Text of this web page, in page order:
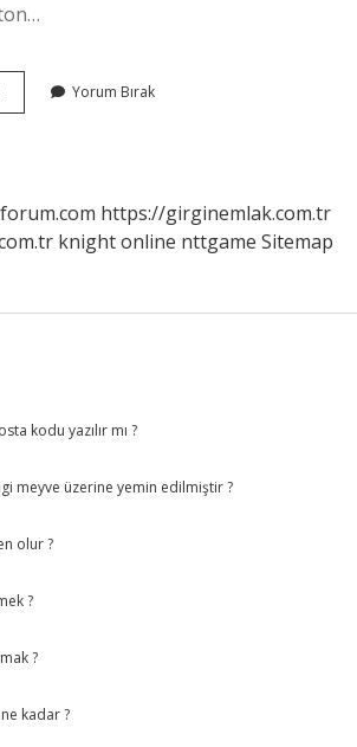
Grobeton
Kalınlığı
Yorum Bırak
https://girginemlak.com.tr
knight online nttgame Sitemap
kodu yazılır mı ?
meyve üzerine yemin edilmiştir ?
olur ?
?
?
ne kadar ?